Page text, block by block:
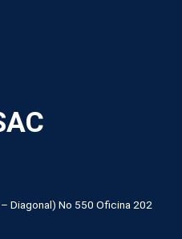
Diagonal) No 550 Oficina 202